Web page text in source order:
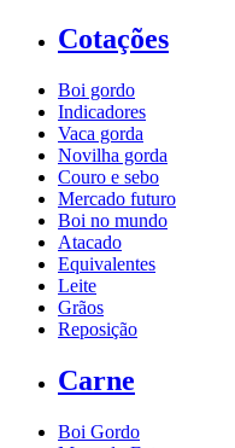
Cotações
Boi gordo
Indicadores
Vaca gorda
Novilha gorda
Couro e sebo
Mercado futuro
Boi no mundo
Atacado
Equivalentes
Leite
Grãos
Reposição
Carne
Boi Gordo